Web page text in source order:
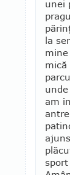
unei
la
am